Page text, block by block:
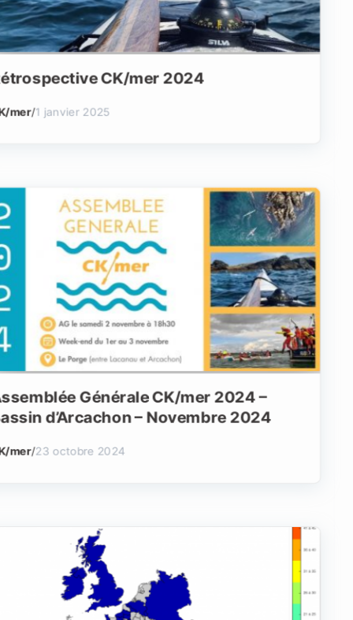
CK/mer 2024
mer/1 janvier 2025
Générale CK/mer 2024 –
d’Arcachon – Novembre 2024
mer/23 octobre 2024